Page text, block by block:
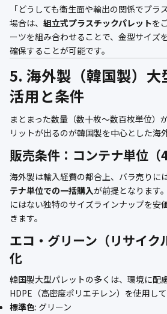
「どうしても衛生面や輸出の関係でプラ
場合は、 組立式プラスチックパレットを
ーツを組み合わせることで、金型サイズ
確保することが可能です。
5. 海外製（韓国製）大
活用と条件
まとまった数量（数十枚〜数百枚単位）
リットが出るのが韓国製を中心とした海
販売条件：コンテナ単位
海外製は輸入経費の都合上、バラ売りに
テナ単位での一括購入が前提となります
にはない独特のサイズラインナップを安
きます。
エコ・グリーン（リサイク
化
韓国製大型パレットの多くは、環境に配
HDPE（高密度ポリエチレン）を使用して
標準色: グリーン